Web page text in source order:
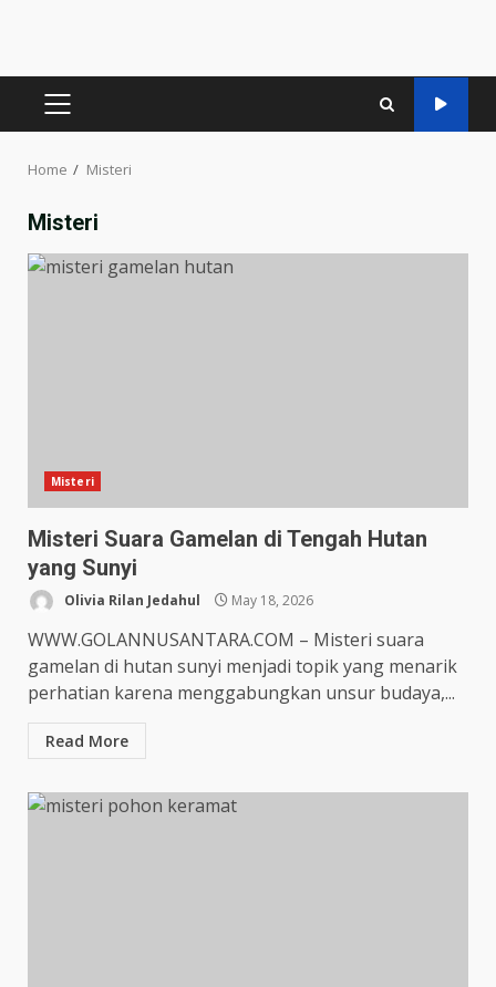
PRIMARY
Home Misteri
Misteri
Misteri
Misteri Suara Gamelan di Tengah Hutan
yang Sunyi
Olivia Rilan Jedahul May 18, 2026
WWW.GOLANNUSANTARA.COM – Misteri suara
gamelan di hutan sunyi menjadi topik yang menarik
perhatian karena menggabungkan unsur budaya,...
Read More